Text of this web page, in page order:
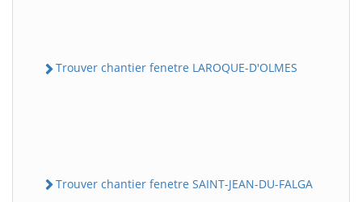
Trouver chantier fenetre LAROQUE-D'OLMES
Trouver chantier fenetre SAINT-JEAN-DU-FALGA